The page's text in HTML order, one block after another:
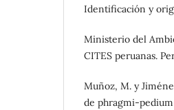
Identificación y
Ministerio del
CITES peruanas.
Muñoz, M. y
de phragmi-